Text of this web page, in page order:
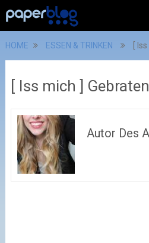
HOME ESSEN & TRINKEN [
[ Iss mich ]
Autor Des